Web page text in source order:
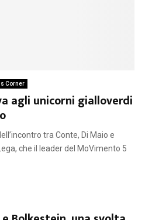
Corner
agli unicorni gialloverdi
tra Conte, Di Maio e
che il leader del MoVimento 5